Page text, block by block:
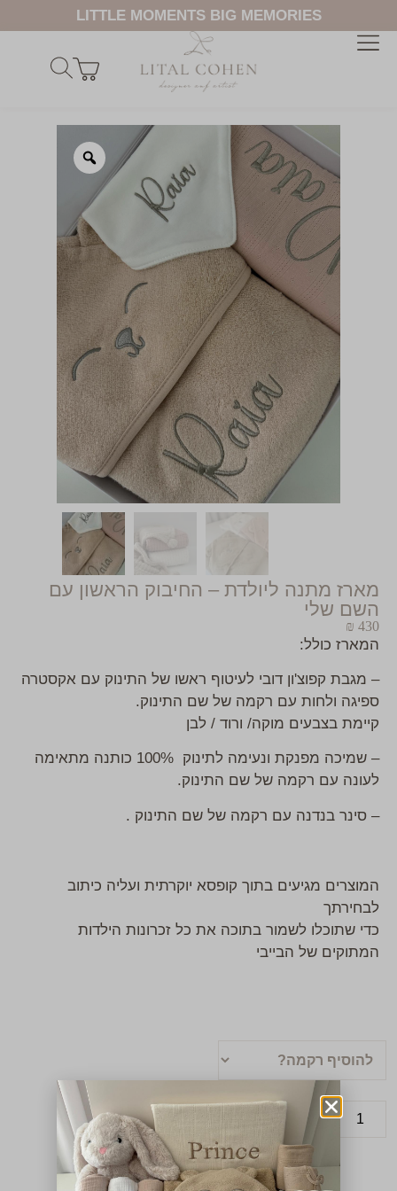
LITTLE MOMENTS BIG MEMORIES
מארז מתנה ליולדת – החיבוק הראשון עם
השם שלי
₪ 430
המארז כולל:
– מגבת קפוצ'ון דובי לעיטוף ראשו של התינוק עם אקסטרה
ספיגה ולחות עם רקמה של שם התינוק.
קיימת בצבעים מוקה/ ורוד / לבן
– שמיכה מפנקת ונעימה לתינוק 100% כותנה מתאימה
לעונה עם רקמה של שם התינוק.
– סינר בנדנה עם רקמה של שם התינוק .
המוצרים מגיעים בתוך קופסא יוקרתית ועליה כיתוב
לבחירתך
כדי שתוכלו לשמור בתוכה את כל זכרונות הילדות
המתוקים של הבייבי
הוספה לסל